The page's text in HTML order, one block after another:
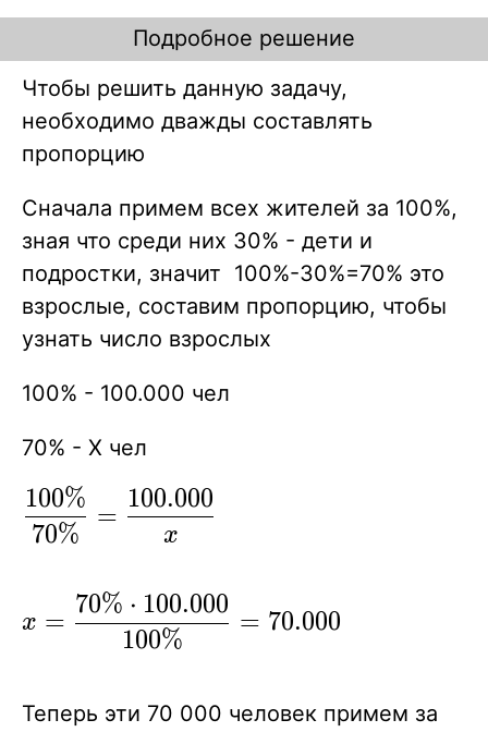
Подробное решение
Чтобы решить данную задачу,
необходимо дважды составлять
пропорцию
Сначала примем всех жителей за 100%,
зная что среди них 30% - дети и
подростки, значит 100%-30%=70% это
взрослые, составим пропорцию, чтобы
узнать число взрослых
100% - 100.000 чел
70% - X чел
\displaystyle {
\frac{100\%}
\frac{100.000}
{x} }
70%
100%
=
x
100.000
\displaystyle { x=
\frac{70\%\cdot100.000}
x =
100%
70% ⋅ 100.000
= 70.000
Теперь эти 70 000 человек примем за